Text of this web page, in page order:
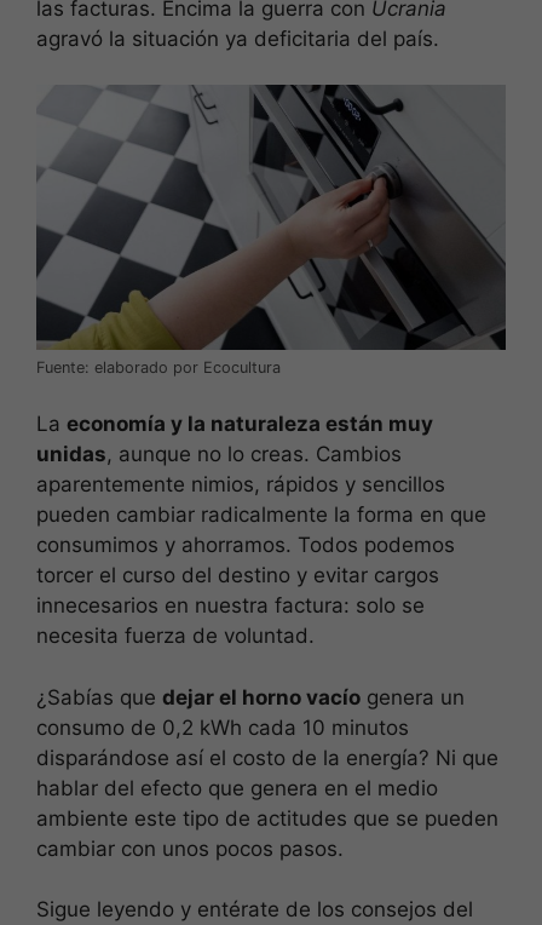
las facturas. Encima la guerra con Ucrania
agravó la situación ya deficitaria del país.
Fuente: elaborado por Ecocultura
La economía y la naturaleza están muy
unidas, aunque no lo creas. Cambios
aparentemente nimios, rápidos y sencillos
pueden cambiar radicalmente la forma en que
consumimos y ahorramos. Todos podemos
torcer el curso del destino y evitar cargos
innecesarios en nuestra factura: solo se
necesita fuerza de voluntad.
¿Sabías que dejar el horno vacío genera un
consumo de 0,2 kWh cada 10 minutos
disparándose así el costo de la energía? Ni que
hablar del efecto que genera en el medio
ambiente este tipo de actitudes que se pueden
cambiar con unos pocos pasos.
Sigue leyendo y entérate de los consejos del